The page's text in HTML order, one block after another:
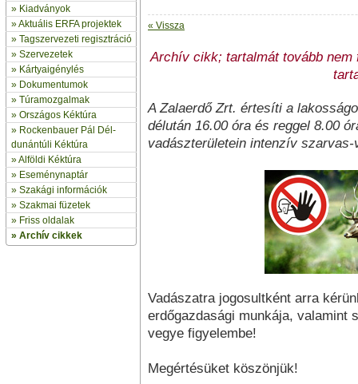
» Kiadványok
»Aktuális ERFA projektek
» Tagszervezeti regisztráció
» Szervezetek
» Kártyaigénylés
» Dokumentumok
» Túramozgalmak
» Országos Kéktúra
» Rockenbauer Pál Dél-
dunántúli Kéktúra
»Alföldi Kéktúra
» Eseménynaptár
» Szakági információk
» Szakmai füzetek
» Friss oldalak
» Archív cikkek
« Vissza
Archív cikk; tartalmát tovább
A Zalaerdő Zrt. értesíti a
délután 16.00 óra és reggel 8.00
vadászterületein intenzív
Vadászatra jogosultként arra
erdőgazdasági munkája, valamint
vegye figyelembe!
Megértésüket köszönjük!